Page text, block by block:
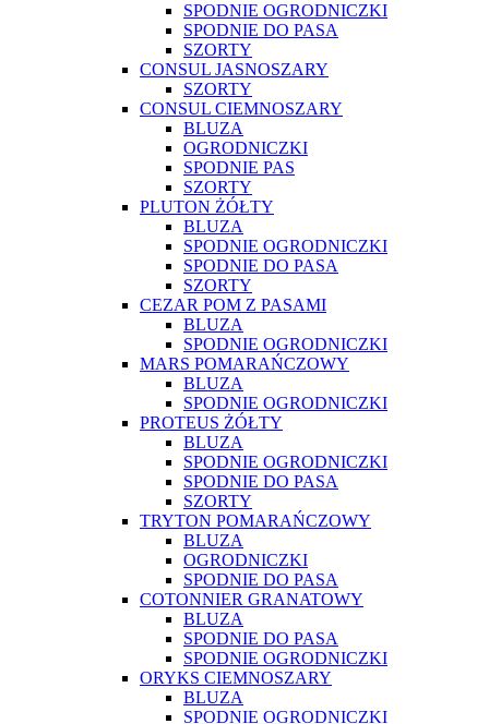
SPODNIE OGRODNICZKI
SPODNIE DO PASA
SZORTY
CONSUL JASNOSZARY
SZORTY
CONSUL CIEMNOSZARY
BLUZA
OGRODNICZKI
SPODNIE PAS
SZORTY
PLUTON ŻÓŁTY
BLUZA
SPODNIE OGRODNICZKI
SPODNIE DO PASA
SZORTY
CEZAR POM Z PASAMI
BLUZA
SPODNIE OGRODNICZKI
MARS POMARAŃCZOWY
BLUZA
SPODNIE OGRODNICZKI
PROTEUS ŻÓŁTY
BLUZA
SPODNIE OGRODNICZKI
SPODNIE DO PASA
SZORTY
TRYTON POMARAŃCZOWY
BLUZA
OGRODNICZKI
SPODNIE DO PASA
COTONNIER GRANATOWY
BLUZA
SPODNIE DO PASA
SPODNIE OGRODNICZKI
ORYKS CIEMNOSZARY
BLUZA
SPODNIE OGRODNICZKI